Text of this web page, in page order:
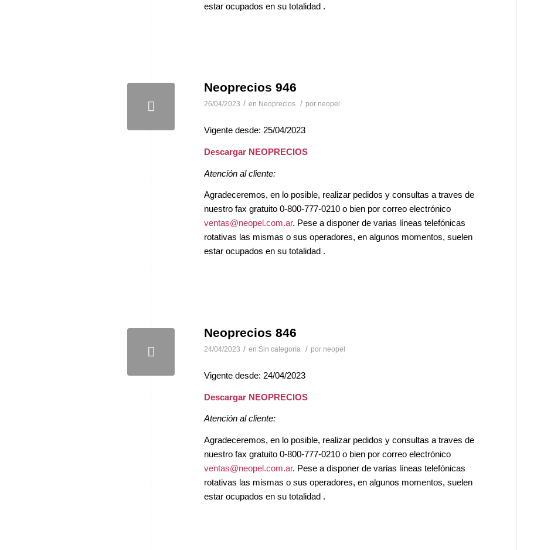
estar ocupados en su totalidad .
Neoprecios 946
26/04/2023 / en Neoprecios / por neopel
Vigente desde: 25/04/2023
Descargar NEOPRECIOS
Atención al cliente:
Agradeceremos, en lo posible, realizar pedidos y consultas a traves de
nuestro fax gratuito 0-800-777-0210 o bien por correo electrónico
ventas@neopel.com.ar. Pese a disponer de varias líneas telefónicas
rotativas las mismas o sus operadores, en algunos momentos, suelen
estar ocupados en su totalidad .
Neoprecios 846
24/04/2023 / en Sin categoría / por neopel
Vigente desde: 24/04/2023
Descargar NEOPRECIOS
Atención al cliente:
Agradeceremos, en lo posible, realizar pedidos y consultas a traves de
nuestro fax gratuito 0-800-777-0210 o bien por correo electrónico
ventas@neopel.com.ar. Pese a disponer de varias líneas telefónicas
rotativas las mismas o sus operadores, en algunos momentos, suelen
estar ocupados en su totalidad .